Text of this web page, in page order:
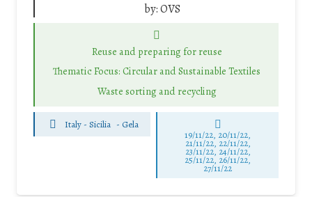
by:OVS
Reuse and preparing for reuse
Thematic Focus: Circular and Sustainable Textiles
Waste sorting and recycling
Italy - Sicilia - Gela
19/11/22, 20/11/22,
21/11/22, 22/11/22,
23/11/22, 24/11/22,
25/11/22, 26/11/22,
27/11/22